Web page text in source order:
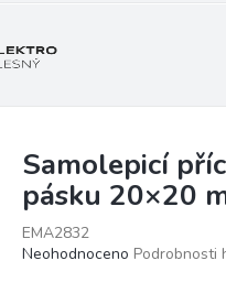
Samolepicí
pásku 20×20
EMA2832
Průměrné
Neohodnoceno Podrobnosti